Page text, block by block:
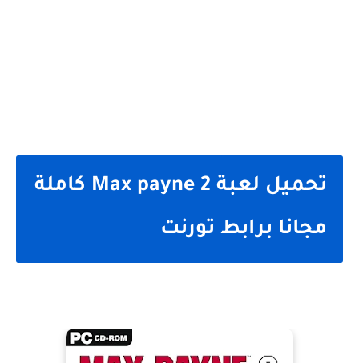
تحميل لعبة Max payne 2 كاملة
مجانا برابط تورنت